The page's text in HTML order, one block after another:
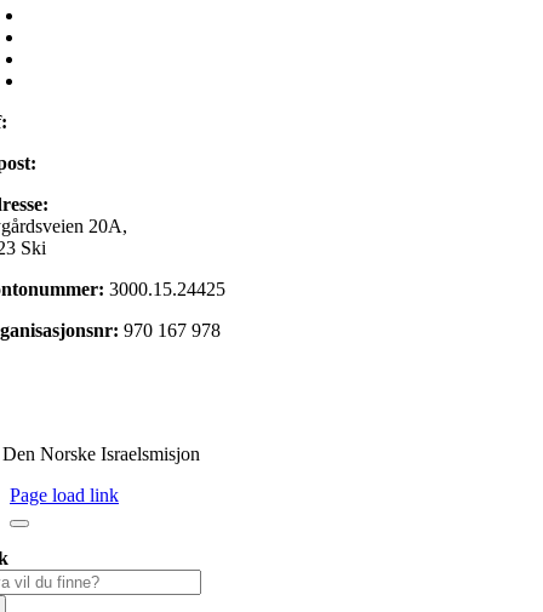
20A,
Ski
3000.15.24425
970 167 978
Norske Israelsmisjon
Page load link